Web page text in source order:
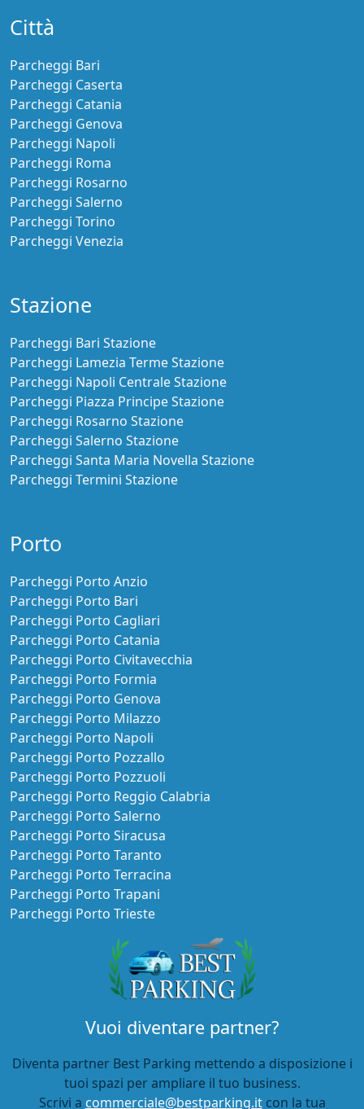
Città
Parcheggi Bari
Parcheggi Caserta
Parcheggi Catania
Parcheggi Genova
Parcheggi Napoli
Parcheggi Roma
Parcheggi Rosarno
Parcheggi Salerno
Parcheggi Torino
Parcheggi Venezia
Stazione
Parcheggi Bari Stazione
Parcheggi Lamezia Terme Stazione
Parcheggi Napoli Centrale Stazione
Parcheggi Piazza Principe Stazione
Parcheggi Rosarno Stazione
Parcheggi Salerno Stazione
Parcheggi Santa Maria Novella Stazione
Parcheggi Termini Stazione
Porto
Parcheggi Porto Anzio
Parcheggi Porto Bari
Parcheggi Porto Cagliari
Parcheggi Porto Catania
Parcheggi Porto Civitavecchia
Parcheggi Porto Formia
Parcheggi Porto Genova
Parcheggi Porto Milazzo
Parcheggi Porto Napoli
Parcheggi Porto Pozzallo
Parcheggi Porto Pozzuoli
Parcheggi Porto Reggio Calabria
Parcheggi Porto Salerno
Parcheggi Porto Siracusa
Parcheggi Porto Taranto
Parcheggi Porto Terracina
Parcheggi Porto Trapani
Parcheggi Porto Trieste
Vuoi diventare partner?
Diventa partner Best Parking mettendo a disposizione i
tuoi spazi per ampliare il tuo business.
Scrivi a commerciale@bestparking.itcon la tua